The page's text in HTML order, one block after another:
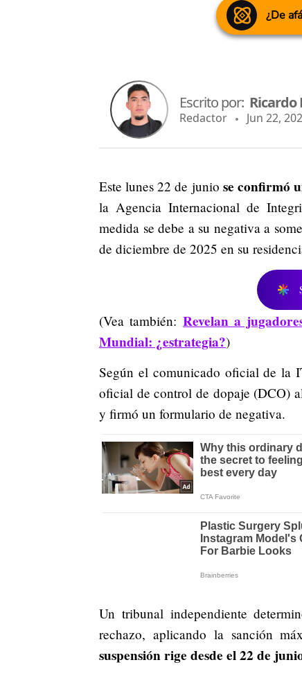
¿De
Escrito por: Ricardo
Redactor Jun 22,
Este lunes 22 de junio se confirmó
la Agencia Internacional de
medida se debe a su negativa a
de diciembre de 2025 en su
(Vea también:Revelan a
Mundial: ¿estrategia?)
Según el comunicado oficial de la
oficial de control de dopaje (DCO)
y firmó un formulario de negativa.
Un tribunal independiente
rechazo, aplicando la sanción
suspensión rige desde el 22 de